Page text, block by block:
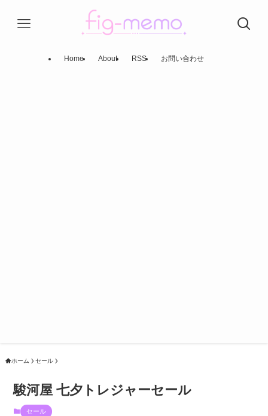
Home About RSS お問い合わせ
ホーム セール
駿河屋 七夕トレジャーセール
セール